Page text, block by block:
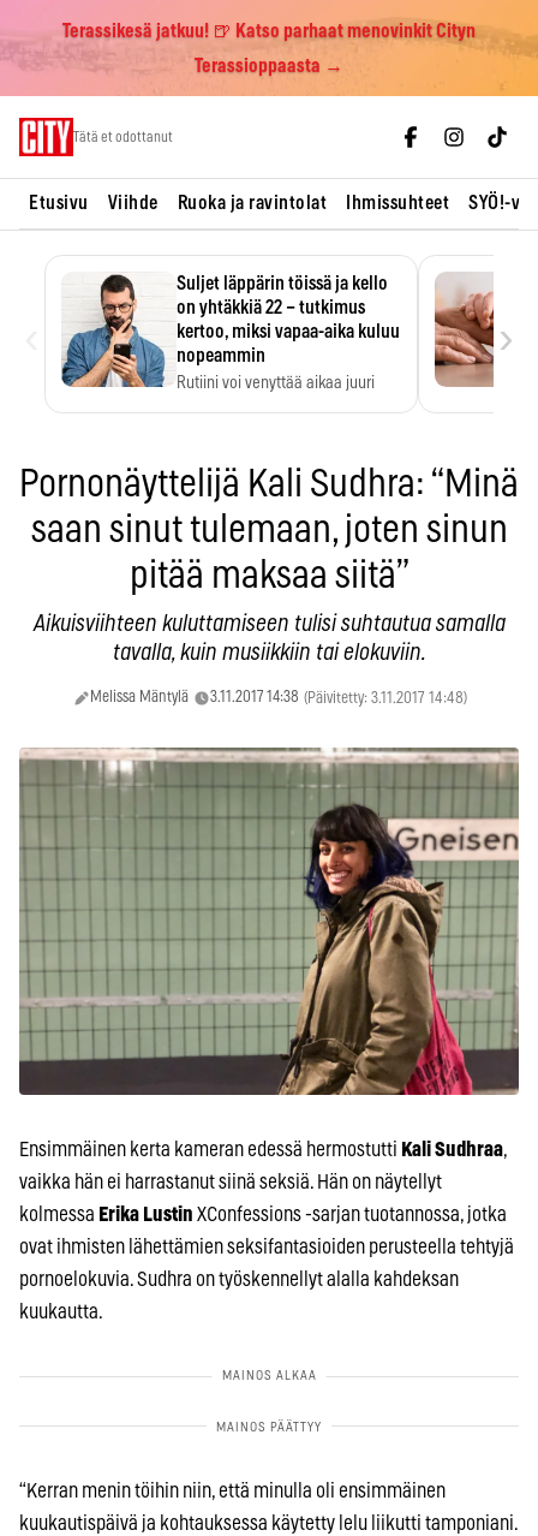
Terassikesä jatkuu! 🍺 Katso parhaat menovinkit Cityn
Terassioppaasta →
Tätä et odottanut
Etusivu Viihde Ruoka ja ravintolat Ihmissuhteet SYÖ!-
Suljet läppärin töissä ja kello
on yhtäkkiä 22 – tutkimus
kertoo, miksi vapaa-aika kuluu
nopeammin
Rutiini voi venyttää aikaa juuri
›
Pornonäyttelijä Kali Sudhra: “Minä
saan sinut tulemaan, joten sinun
pitää maksaa siitä”
Aikuisviihteen kuluttamiseen tulisi suhtautua samalla
tavalla, kuin musiikkiin tai elokuviin.
Melissa Mäntylä 3.11.2017 14:38 (Päivitetty: 3.11.2017 14:48)
Ensimmäinen kerta kameran edessä hermostutti Kali Sudhraa,
vaikka hän ei harrastanut siinä seksiä. Hän on näytellyt
kolmessa Erika Lustin XConfessions -sarjan tuotannossa, jotka
ovat ihmisten lähettämien seksifantasioiden perusteella tehtyjä
pornoelokuvia. Sudhra on työskennellyt alalla kahdeksan
kuukautta.
“Kerran menin töihin niin, että minulla oli ensimmäinen
kuukautispäivä ja kohtauksessa käytetty lelu liikutti tamponiani.